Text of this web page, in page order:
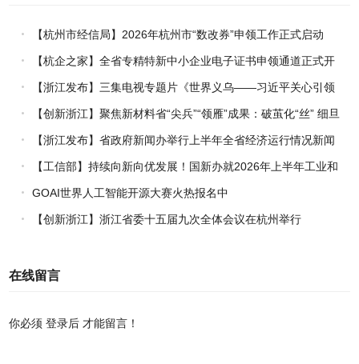
【杭州市经信局】2026年杭州市“数改券”申领工作正式启动
【杭企之家】全省专精特新中小企业电子证书申领通道正式开
通
【浙江发布】三集电视专题片《世界义乌——习近平关心引领
义乌发展》热播上线
【创新浙江】聚焦新材料省“尖兵”“领雁”成果：破茧化“丝” 细旦
PPS纤维的国产突围战
【浙江发布】省政府新闻办举行上半年全省经济运行情况新闻
发布会【工信部】持续向新向优发展！国新办就2026年上半年工业和
信息化发展情况举行新闻发布会
GOAI世界人工智能开源大赛火热报名中
【创新浙江】浙江省委十五届九次全体会议在杭州举行
在线留言
你必须登录后 才能留言！